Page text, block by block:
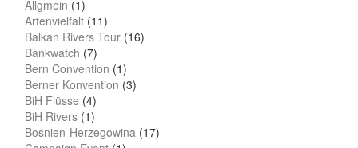
Allgmein (1)
Artenvielfalt (11)
Balkan Rivers Tour (16)
Bankwatch (7)
Bern Convention (1)
Berner Konvention (3)
BiH Flüsse (4)
BiH Rivers (1)
Bosnien-Herzegowina (17)